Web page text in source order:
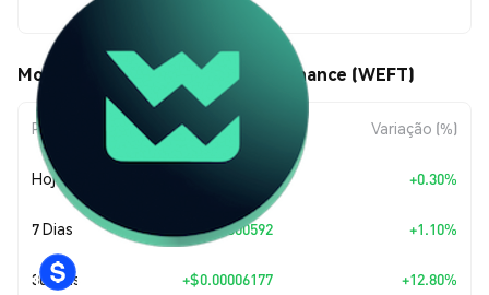
Movimentos de preço de Weft Finance (WEFT)
Período Variação do Valor Variação (%)
Hoje +0.30%
7 Dias $0.00000592 +1.10%
30 Dias +$0.00006177 +12.80%